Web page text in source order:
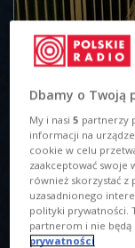
O AUDYCJI
00:00
Dbamy o Twoją
My i nasi5 partnerzy
informacji na
cookie w celu
zaakceptować swoje
również skorzystać z
uzasadnionego
polityki prywatności.
partnerom i nie będą
prywatności